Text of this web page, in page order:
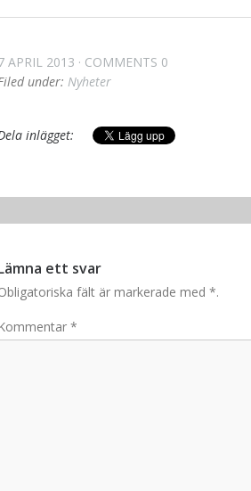
APRIL 2013
COMMENTS 0
under: Nyheter
inlägget:
ett svar
fält är markerade med *.
*